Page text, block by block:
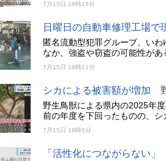
7月15日 18時15分
日曜日の自動車修理工場
匿名流動型犯罪グループ、い
なか、強盗や窃盗の可能性が
7月15日 18時11分
シカによる被害額が増加
野生鳥獣による県内の2025年
前の年度を下回ったものの、
7月15日 18時5分
「活性化につながらない